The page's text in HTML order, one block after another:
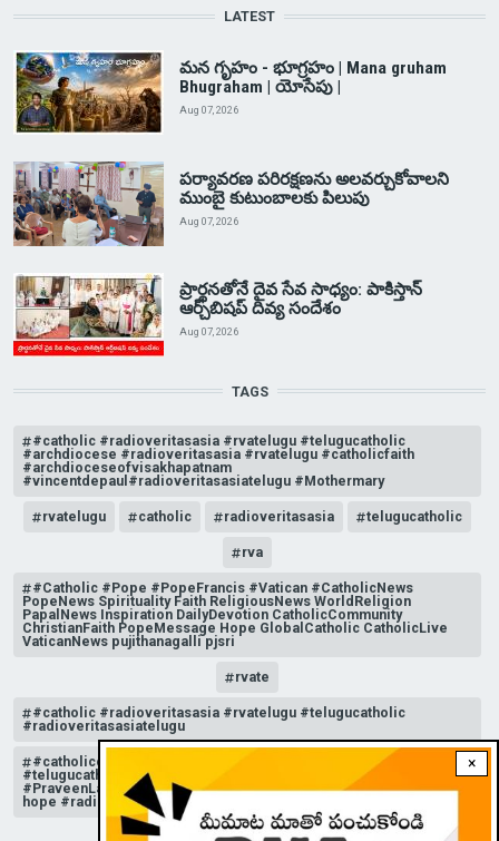
×
LATEST
మన గృహం - భూగ్రహం | Mana gruham
Bhugraham | యోసేపు |
Aug 07, 2026
పర్యావరణ పరిరక్షణను అలవర్చుకోవాలని
ముంబై కుటుంబాలకు పిలుపు
Aug 07, 2026
ప్రార్థనతోనే దైవ సేవ సాధ్యం: పాకిస్తాన్‌
ఆర్చ్‌బిషప్ దివ్య సందేశం
Aug 07, 2026
TAGS
#catholic #radioveritasasia #rvatelugu #telugucatholic
#archdiocese #radioveritasasia #rvatelugu #catholicfaith
#archdioceseofvisakhapatnam
#vincentdepaul#radioveritasasiatelugu #Mothermary
rvatelugu catholic radioveritasasia telugucatholic
rva
#Catholic #Pope #PopeFrancis #Vatican #CatholicNews
PopeNews Spirituality Faith ReligiousNews WorldReligion
PapalNews Inspiration DailyDevotion CatholicCommunity
ChristianFaith PopeMessage Hope GlobalCatholic CatholicLive
VaticanNews pujithanagalli pjsri
rvate
#catholic #radioveritasasia #rvatelugu #telugucatholic
#radioveritasasiatelugu
#catholicchurchnews #catholictelugu #telugucatholic
#telugucatholicchurch #radioveritasasia #rvatelugu
#PraveenLakkisetti #reflection #advent #christmas #messageof
hope #radioveritas #rvatelugu #viral #insta